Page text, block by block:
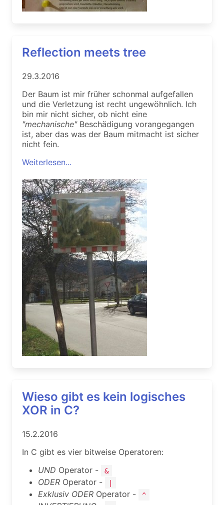
Reflection meets tree
29.3.2016
Der Baum ist mir früher schonmal aufgefallen
und die Verletzung ist recht ungewöhnlich. Ich
bin mir nicht sicher, ob nicht eine
"mechanische"Beschädigung vorangegangen
ist, aber das was der Baum mitmacht ist sicher
nicht fein.
Weiterlesen...
Wieso gibt es kein logisches
XOR in C?
15.2.2016
In C gibt es vier bitweise Operatoren:
UND Operator - &
ODER Operator - |
Exklusiv ODER Operator - ^